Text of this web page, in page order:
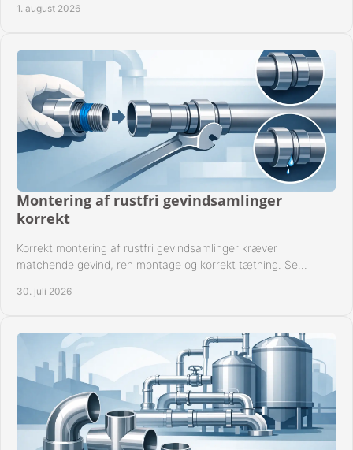
1. august 2026
Montering af rustfri gevindsamlinger
korrekt
Korrekt montering af rustfri gevindsamlinger kræver
matchende gevind, ren montage og korrekt tætning. Se
30. juli 2026